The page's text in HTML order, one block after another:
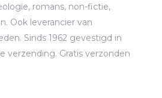
romans, non-fictie,
Ook leverancier van
Sinds 1962 gevestigd in
verzending. Gratis verzonden